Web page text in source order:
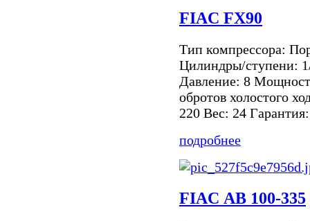
FIAC FX90
Тип компрессора:
Цилиндры/ступени:
Давление: 8
обротов холостого
220 Вес: 24
подробнее
FIAC АВ 100-335